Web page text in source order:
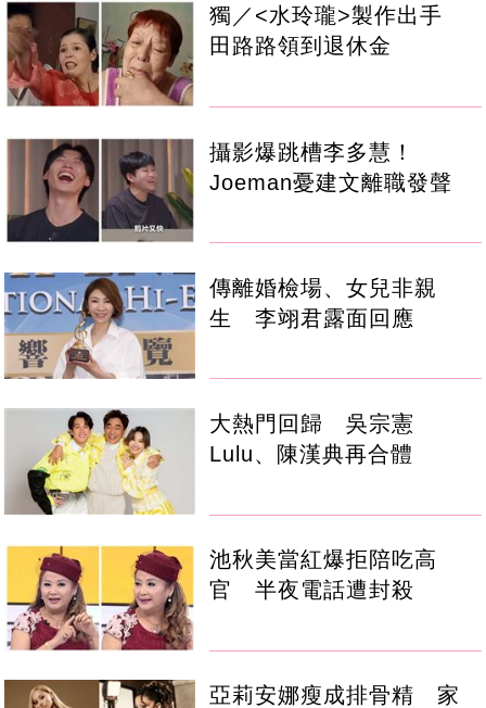
獨／<水玲瓏>製作出手
田路路領到退休金
攝影爆跳槽李多慧！
Joeman憂建文離職發聲
傳離婚檢場、女兒非親
生 李翊君露面回應
大熱門回歸 吳宗憲
Lulu、陳漢典再合體
池秋美當紅爆拒陪吃高
官 半夜電話遭封殺
亞莉安娜瘦成排骨精 家